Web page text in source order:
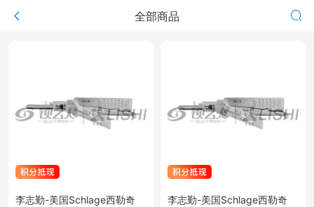
全部商品
李志勤-美国Schlage西勒奇
李志勤-美国Schlage西勒奇